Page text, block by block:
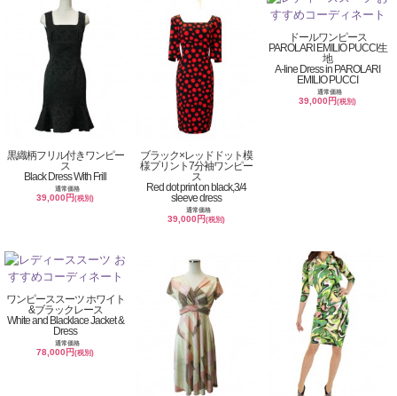
黒織柄フリル付きワンピー
ス
Black Dress With Frill
通常価格
39,000円(税別)
ブラック×レッドドット模
様プリント7分袖ワンピー
ス
Red dot print on black,3/4
sleeve dress
通常価格
39,000円(税別)
ドールワンピース
PAROLARI EMILIO PUCCI生
地
A-line Dress in PAROLARI
EMILIO PUCCI
通常価格
39,000円(税別)
ワンピーススーツ ホワイト
&ブラックレース
White and Blacklace Jacket &
Dress
通常価格
78,000円(税別)